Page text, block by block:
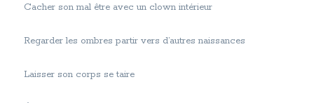
Cacher son mal être avec un clown intérieur
Regarder les ombres partir vers d’autres naissances
Laisser son corps se taire